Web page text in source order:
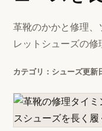
革靴のかかと修理、
レットシューズの修
カテゴリ：シューズ更新